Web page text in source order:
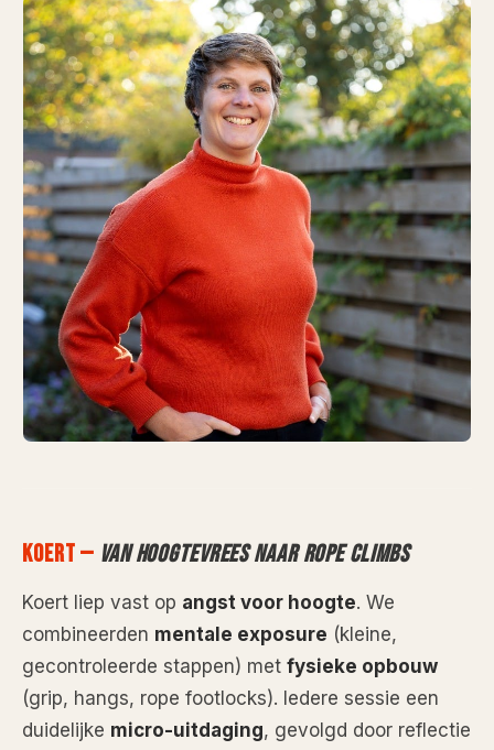
KOERT — VAN HOOGTEVREES NAAR ROPE CLIMBS
Koert liep vast op angst voor hoogte. We
combineerden mentale exposure (kleine,
gecontroleerde stappen) met fysieke opbouw
(grip, hangs, rope footlocks). Iedere sessie een
duidelijke micro-uitdaging, gevolgd door reflectie